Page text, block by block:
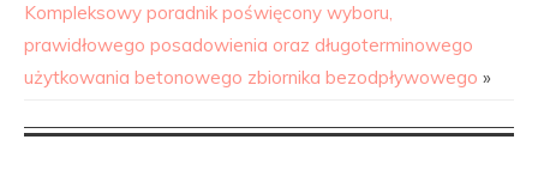
Kompleksowy poradnik poświęcony wyboru,
prawidłowego posadowienia oraz długoterminowego
użytkowania betonowego zbiornika bezodpływowego »